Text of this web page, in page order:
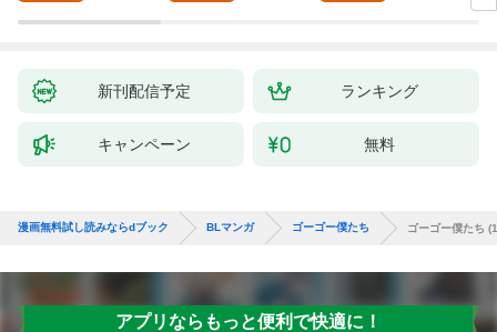
新刊配信予定 ランキング
キャンペーン 無料
漫画無料試し読みならdブック BLマンガ ゴーゴー僕たち ゴーゴー僕たち
アプリならもっと便利で快適に！